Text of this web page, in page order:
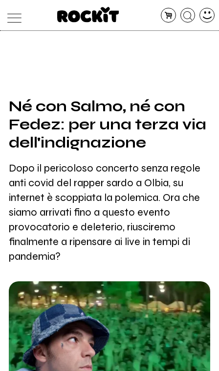
SHOP
RADIO
Né con Salmo, né con
Fedez: per una terza via
dell'indignazione
Dopo il pericoloso concerto senza regole
anti covid del rapper sardo a Olbia, su
internet è scoppiata la polemica. Ora che
siamo arrivati fino a questo evento
provocatorio e deleterio, riusciremo
finalmente a ripensare ai live in tempi di
pandemia?